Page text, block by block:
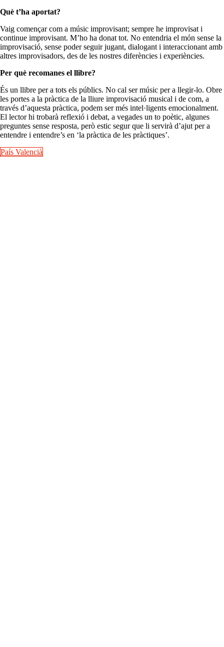
Què t’ha aportat?
Vaig començar com a músic improvisant; sempre he improvisat i
continue improvisant. M’ho ha donat tot. No entendria el món sense la
improvisació, sense poder seguir jugant, dialogant i interaccionant amb
altres improvisadors, des de les nostres diferències i experiències.
Per què recomanes el llibre?
És un llibre per a tots els públics. No cal ser músic per a llegir-lo. Obre
les portes a la pràctica de la lliure improvisació musical i de com, a
través d’aquesta pràctica, podem ser més intel·ligents emocionalment.
El lector hi trobarà reflexió i debat, a vegades un to poètic, algunes
preguntes sense resposta, però estic segur que li servirà d’ajut per a
entendre i entendre’s en ‘la pràctica de les pràctiques’.
País Valencià